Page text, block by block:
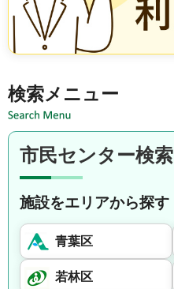
検索メニュー
市民センター検索
施設をエリアから探す
青葉区
若林区